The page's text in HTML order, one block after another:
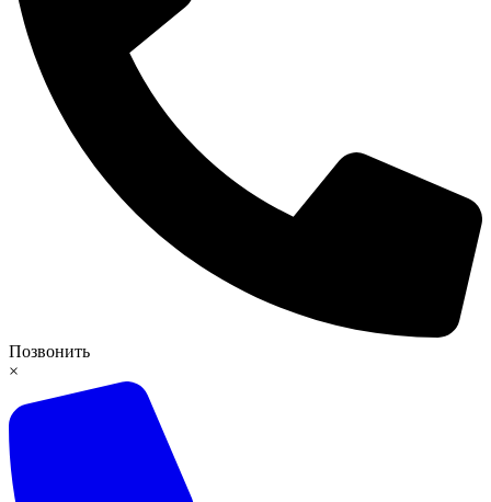
Позвонить
×